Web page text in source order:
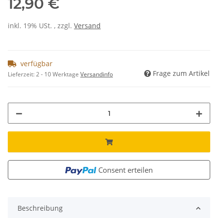
12,90 €
inkl. 19% USt. , zzgl. Versand
verfügbar
Lieferzeit:2 - 10 Werktage Versandinfo Frage zum Artikel
Consent erteilen
Beschreibung